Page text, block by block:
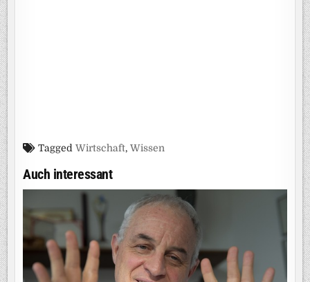
TaggedWirtschaft,Wissen
Auch interessant